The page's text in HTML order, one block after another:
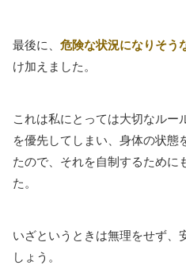
最後に、 危険な状況になりそう
け加えました。
これは私にとっては大切なルー
を優先してしまい、身体の状態
たので、それを自制するために
た。
いざというときは無理をせず、
しょう。